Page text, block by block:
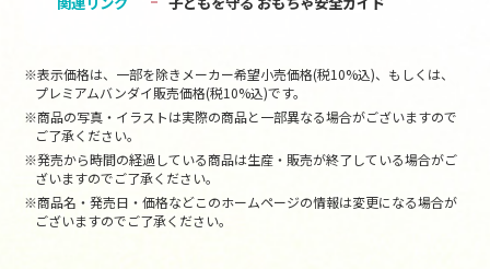
※表示価格は、一部を除きメーカー希望小売価格(税10%込)、もしくは、
プレミアムバンダイ販売価格(税10%込)です。
※商品の写真・イラストは実際の商品と一部異なる場合がございますので
ご了承ください。
※発売から時間の経過している商品は生産・販売が終了している場合がご
ざいますのでご了承ください。
※商品名・発売日・価格などこのホームページの情報は変更になる場合が
ございますのでご了承ください。